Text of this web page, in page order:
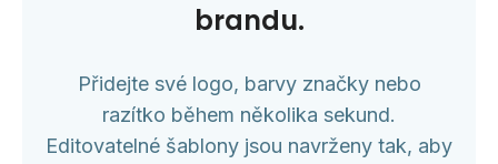
brandu.
Přidejte své logo, barvy značky nebo
razítko během několika sekund.
Editovatelné šablony jsou navrženy tak, aby